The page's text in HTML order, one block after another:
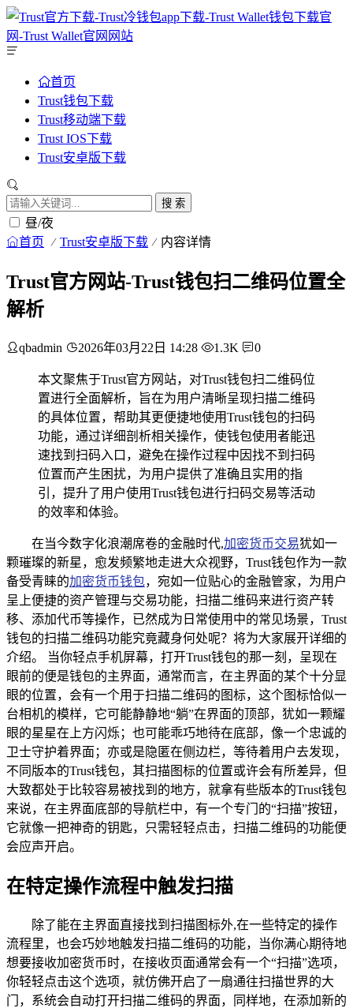
首页
Trust钱包下载
Trust移动端下载
Trust IOS下载
Trust安卓版下载
搜 索
昼/夜
首页 Trust安卓版下载 内容详情
Trust官方网站-Trust钱包扫二维码位置全
解析
qbadmin 2026年03月22日 14:28 1.3K 0
本文聚焦于Trust官方网站，对Trust钱包扫二维码位
置进行全面解析，旨在为用户清晰呈现扫描二维码
的具体位置，帮助其更便捷地使用Trust钱包的扫码
功能，通过详细剖析相关操作，使钱包使用者能迅
速找到扫码入口，避免在操作过程中因找不到扫码
位置而产生困扰，为用户提供了准确且实用的指
引，提升了用户使用Trust钱包进行扫码交易等活动
的效率和体验。
在当今数字化浪潮席卷的金融时代,加密货币交易犹如一
颗璀璨的新星，愈发频繁地走进大众视野，Trust钱包作为一款
备受青睐的加密货币钱包，宛如一位贴心的金融管家，为用户
呈上便捷的资产管理与交易功能，扫描二维码来进行资产转
移、添加代币等操作，已然成为日常使用中的常见场景，Trust
钱包的扫描二维码功能究竟藏身何处呢？将为大家展开详细的
介绍。 当你轻点手机屏幕，打开Trust钱包的那一刻，呈现在
眼前的便是钱包的主界面，通常而言，在主界面的某个十分显
眼的位置，会有一个用于扫描二维码的图标，这个图标恰似一
台相机的模样，它可能静静地“躺”在界面的顶部，犹如一颗耀
眼的星星在上方闪烁；也可能乖巧地待在底部，像一个忠诚的
卫士守护着界面；亦或是隐匿在侧边栏，等待着用户去发现，
不同版本的Trust钱包，其扫描图标的位置或许会有所差异，但
大致都处于比较容易被找到的地方，就拿有些版本的Trust钱包
来说，在主界面底部的导航栏中，有一个专门的“扫描”按钮，
它就像一把神奇的钥匙，只需轻轻点击，扫描二维码的功能便
会应声开启。
在特定操作流程中触发扫描
除了能在主界面直接找到扫描图标外,在一些特定的操作
流程里，也会巧妙地触发扫描二维码的功能，当你满心期待地
想要接收加密货币时，在接收页面通常会有一个“扫描”选项，
你轻轻点击这个选项，就仿佛开启了一扇通往扫描世界的大
门，系统会自动打开扫描二维码的界面，同样地，在添加新的